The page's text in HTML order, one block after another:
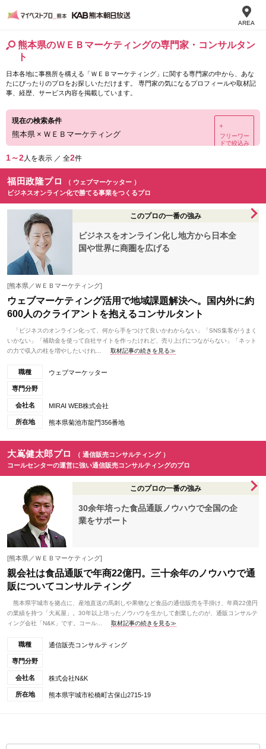
AREA
熊本県のＷＥＢマーケティングの専門家・コンサルタン
ト
日本各地に事務所を構える「ＷＥＢマーケティング」に関する専門家の中から、あな
たにぴったりのプロをお探しいただけます。 専門家の気になるプロフィールや取材記
事、経歴、サービス内容を掲載しています。
現在の検索条件
熊本県 × ＷＥＢマーケティング
＋
フリーワー
ドで絞込み
1～2人を表示 ／ 全2件
福田政隆プロ
（ ウェブマーケッター ）
ビジネスオンライン化で勝てる事業をつくるプロ
このプロの一番の強み
ビジネスをオンライン化し地方から日本全
国や世界に商圏を広げる
[熊本県／ＷＥＢマーケティング]
ウェブマーケティング活用で地域課題解決へ。国内外に約
600人のクライアントを抱えるコンサルタント
「ビジネスのオンライン化って、何から手をつけて良いかわからない」「SNS集客がうまく
いかない」「補助金を使って自社サイトを作ったけれど、売り上げにつながらない」「ネット
の力で収入の柱を増やしたいけれ...
取材記事の続きを見る≫
職種 ウェブマーケッター
専門分野
会社名 MIRAI WEB株式会社
所在地 熊本県菊池市龍門356番地
大嶌健太郎プロ
（ 通信販売コンサルティング ）
コールセンターの運営に強い通信販売コンサルティングのプロ
このプロの一番の強み
30余年培った食品通販ノウハウで全国の企
業をサポート
[熊本県／ＷＥＢマーケティング]
親会社は食品通販で年商22億円。三十余年のノウハウで通
販についてコンサルティング
熊本県宇城市を拠点に、産地直送の馬刺しや果物など食品の通信販売を手掛け、年商22億円
の業績を持つ「大嶌屋」。30年以上培ったノウハウを生かして創業したのが、通販コンサルテ
ィング会社「N&K」です。コール...
取材記事の続きを見る≫
職種 通信販売コンサルティング
専門分野
会社名 株式会社N&K
所在地 熊本県宇城市松橋町古保山2715-19